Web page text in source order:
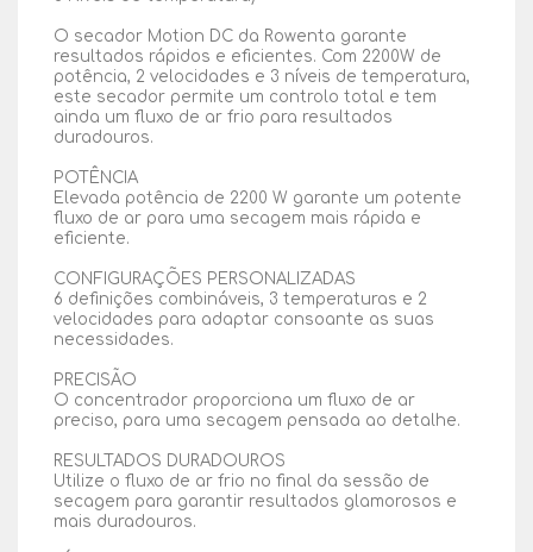
O secador Motion DC da Rowenta garante
resultados rápidos e eficientes. Com 2200W de
potência, 2 velocidades e 3 níveis de temperatura,
este secador permite um controlo total e tem
ainda um fluxo de ar frio para resultados
duradouros.
POTÊNCIA
Elevada potência de 2200 W garante um potente
fluxo de ar para uma secagem mais rápida e
eficiente.
CONFIGURAÇÕES PERSONALIZADAS
6 definições combináveis, 3 temperaturas e 2
velocidades para adaptar consoante as suas
necessidades.
PRECISÃO
O concentrador proporciona um fluxo de ar
preciso, para uma secagem pensada ao detalhe.
RESULTADOS DURADOUROS
Utilize o fluxo de ar frio no final da sessão de
secagem para garantir resultados glamorosos e
mais duradouros.